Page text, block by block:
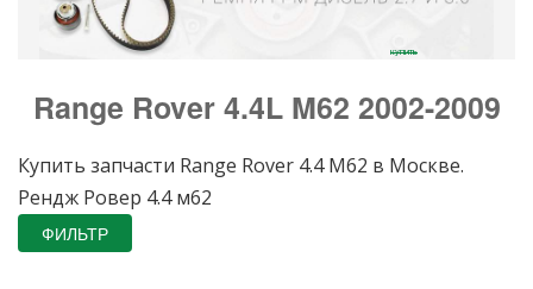
купить
Range Rover 4.4L M62 2002-2009
Купить запчасти Range Rover 4.4 M62 в Москве.
Рендж Ровер 4.4 м62
ФИЛЬТР